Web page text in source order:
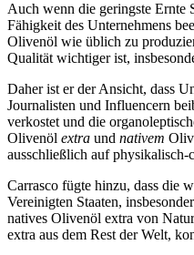
Auch wenn die geringste Ernte
Fähigkeit des Unternehmens
Olivenöl wie üblich zu
Qualität wichtiger ist,
Daher ist er der Ansicht, dass
Journalisten und Influencern
verkostet und die
Olivenöl extra und nativem
ausschließlich auf physikalisch-
Carrasco fügte hinzu, dass die
Vereinigten Staaten,
natives Olivenöl extra von
extra aus dem Rest der Welt,